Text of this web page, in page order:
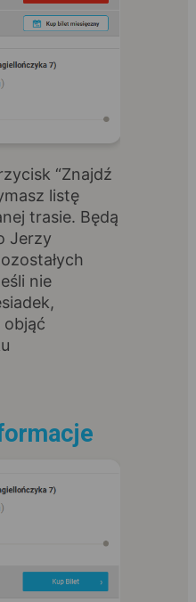
“Znajdź
listę
trasie. Będą
Jerzy
nie
objąć